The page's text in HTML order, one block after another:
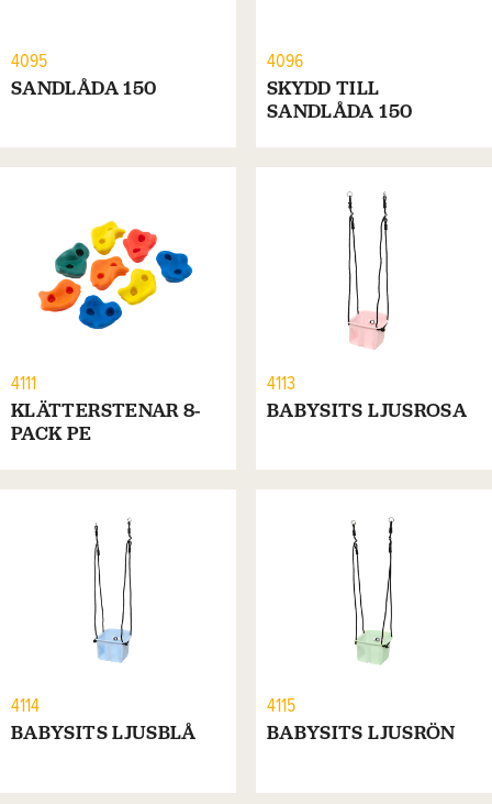
4095
SANDLÅDA 150
4096
SKYDD TILL
SANDLÅDA 150
4111
KLÄTTERSTENAR 8-
PACK PE
4113
BABYSITS LJUSROSA
4114
BABYSITS LJUSBLÅ
4115
BABYSITS LJUSRÖN